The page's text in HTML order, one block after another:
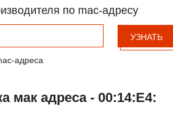
по mac-адресу
УЗНАТЬ
адреса
мак адреса - 00:14:E4: